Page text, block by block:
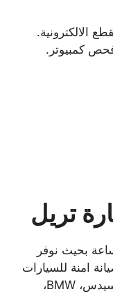
الالكترونية.
كمبيوتر.
تريل
بكافة خدماتنا على مدار ال 24 ساعة بحيث نوفر
امنة للسيارات
العالمية، فمهما كان نوع سياراتك مارسيدس، BMW،